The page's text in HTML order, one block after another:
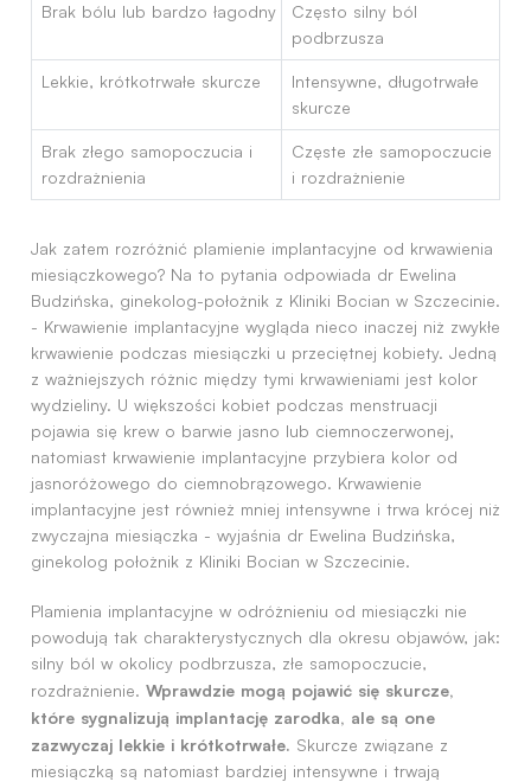
Brak bólu lub bardzo łagodny
Często silny ból
podbrzusza
Lekkie, krótkotrwałe skurcze
Intensywne, długotrwałe
skurcze
Brak złego samopoczucia i
rozdrażnienia
Częste złe samopoczucie
i rozdrażnienie
Jak zatem rozróżnić plamienie implantacyjne od krwawienia
miesiączkowego? Na to pytania odpowiada dr Ewelina
Budzińska, ginekolog-położnik z Kliniki Bocian w Szczecinie.
- Krwawienie implantacyjne wygląda nieco inaczej niż zwykłe
krwawienie podczas miesiączki u przeciętnej kobiety. Jedną
z ważniejszych różnic między tymi krwawieniami jest kolor
wydzieliny. U większości kobiet podczas menstruacji
pojawia się krew o barwie jasno lub ciemnoczerwonej,
natomiast krwawienie implantacyjne przybiera kolor od
jasnoróżowego do ciemnobrązowego. Krwawienie
implantacyjne jest również mniej intensywne i trwa krócej niż
zwyczajna miesiączka - wyjaśnia dr Ewelina Budzińska,
ginekolog położnik z Kliniki Bocian w Szczecinie.
Plamienia implantacyjne w odróżnieniu od miesiączki nie
powodują tak charakterystycznych dla okresu objawów, jak:
silny ból w okolicy podbrzusza, złe samopoczucie,
rozdrażnienie. Wprawdzie mogą pojawić się skurcze,
które sygnalizują implantację zarodka, ale są one
zazwyczaj lekkie i krótkotrwałe. Skurcze związane z
miesiączką są natomiast bardziej intensywne i trwają